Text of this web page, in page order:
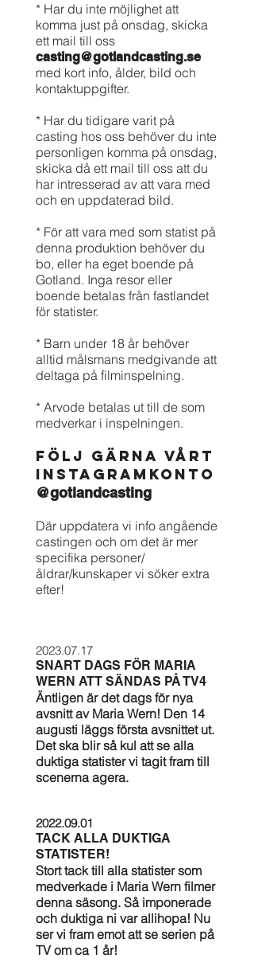
* Har du inte möjlighet att
komma just på onsdag, skicka
ett mail till oss
casting@gotlandcasting.se
med kort info, ålder, bild och
kontaktuppgifter.
* Har du tidigare varit på
casting hos oss behöver du inte
personligen komma på onsdag,
skicka då ett mail till oss att du
har intresserad av att vara med
och en uppdaterad bild.
* För att vara med som statist på
denna produktion behöver du
bo, eller ha eget boende på
Gotland. Inga resor eller
boende betalas från fastlandet
för statister.
* Barn under 18 år behöver
alltid målsmans medgivande att
deltaga på filminspelning.
* Arvode betalas ut till de som
medverkar i inspelningen.
FÖLJ GÄRNA VÅRT
INSTAGRAMKONTO
@gotlandcasting
Där uppdatera vi info angående
castingen och om det är mer
specifika personer/
åldrar/kunskaper vi söker extra
efter!
2023.07.17
SNART DAGS FÖR MARIA
WERN ATT SÄNDAS PÅ TV4
Äntligen är det dags för nya
avsnitt av Maria Wern! Den 14
augusti läggs första avsnittet ut.
Det ska blir så kul att se alla
duktiga statister vi tagit fram till
scenerna agera.
2022.09.01
TACK ALLA DUKTIGA
STATISTER!
Stort tack till alla statister som
medverkade i Maria Wern filmer
denna säsong. Så imponerade
och duktiga ni var allihopa! Nu
ser vi fram emot att se serien på
TV om ca 1 år!